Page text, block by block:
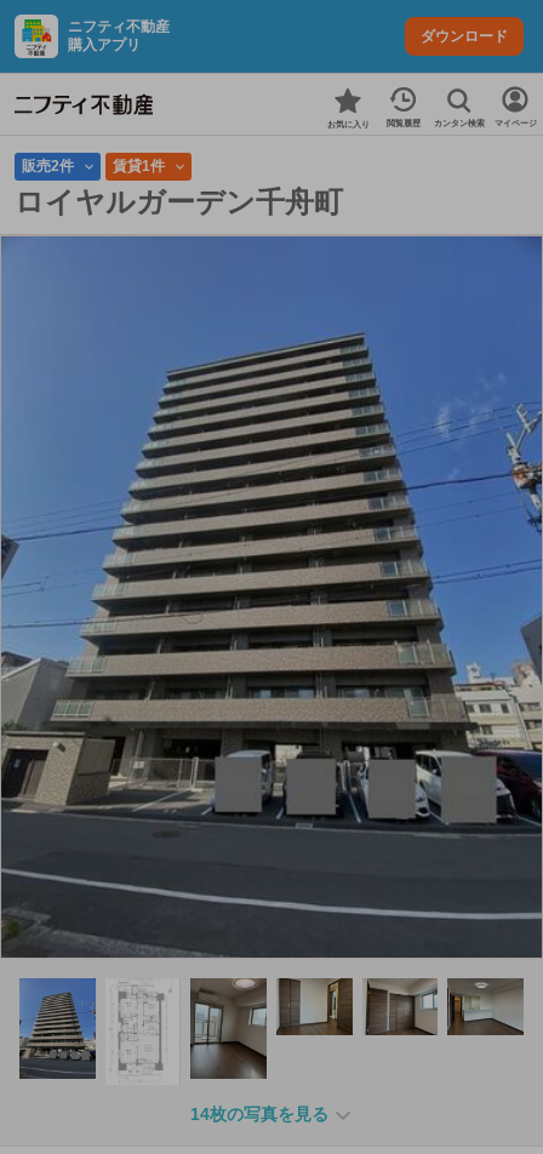
ニフティ不動産
購入アプリ
ダウンロード
お気に入り 閲覧履歴 カンタン検索 マイページ
販売2件 賃貸1件
ロイヤルガーデン千舟町
14枚の写真を見る